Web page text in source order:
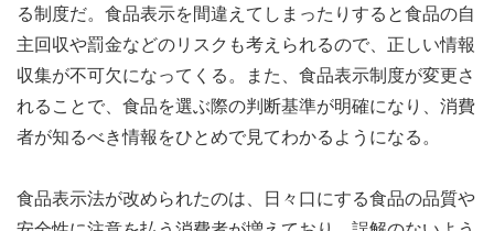
る制度だ。食品表示を間違えてしまったりすると食品の自
主回収や罰金などのリスクも考えられるので、正しい情報
収集が不可欠になってくる。また、食品表示制度が変更さ
れることで、食品を選ぶ際の判断基準が明確になり、消費
者が知るべき情報をひとめで見てわかるようになる。
食品表示法が改められたのは、日々口にする食品の品質や